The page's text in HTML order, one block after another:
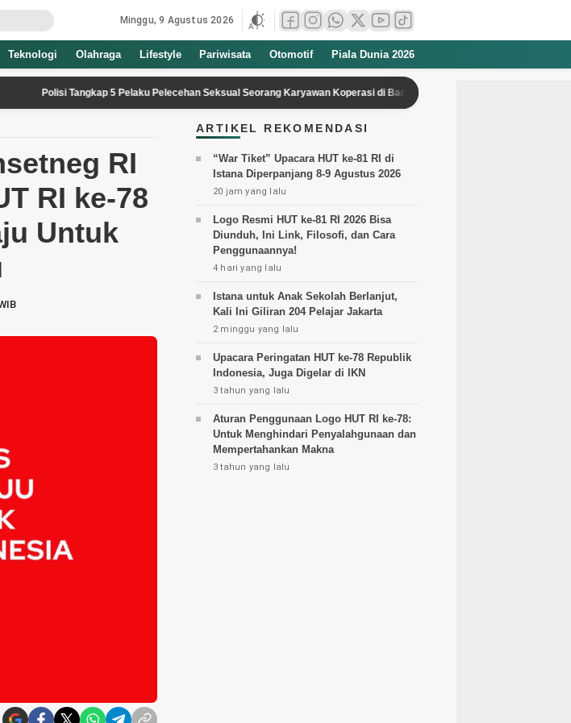
Minggu, 9 Agustus 2026
Teknologi Olahraga Lifestyle Pariwisata Otomotif Piala Dunia 2026
Polisi Tangkap 5 Pelaku Pelecehan Seksual Seorang Karyawan Koperasi di Banten
RI
RI ke-78
Untuk
ARTIKEL REKOMENDASI
“War Tiket” Upacara HUT ke-81 RI di
Istana Diperpanjang 8-9 Agustus 2026
20 jam yang lalu
Logo Resmi HUT ke-81 RI 2026 Bisa
Diunduh, Ini Link, Filosofi, dan Cara
Penggunaannya!
4 hari yang lalu
Istana untuk Anak Sekolah Berlanjut,
Kali Ini Giliran 204 Pelajar Jakarta
2 minggu yang lalu
Upacara Peringatan HUT ke-78 Republik
Indonesia, Juga Digelar di IKN
3 tahun yang lalu
Aturan Penggunaan Logo HUT RI ke-78:
Untuk Menghindari Penyalahgunaan dan
Mempertahankan Makna
3 tahun yang lalu